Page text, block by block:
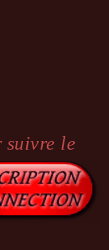
suivre le